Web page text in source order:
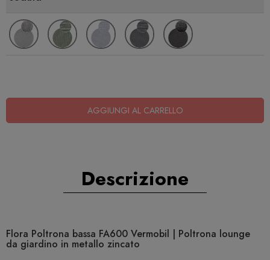
AGGIUNGI AL CARRELLO
Descrizione
Flora Poltrona bassa FA600 Vermobil | Poltrona lounge
da giardino in metallo zincato